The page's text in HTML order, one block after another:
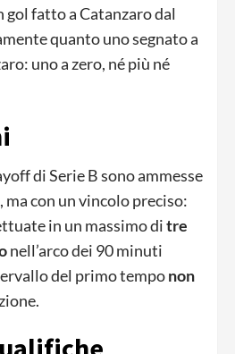
gol fatto a Catanzaro dal
quanto uno segnato a
uno a zero, né più né
di Serie B sono ammesse
, ma con un vincolo preciso:
in un massimo ditre
nell’arco dei 90 minuti
del primo temponon